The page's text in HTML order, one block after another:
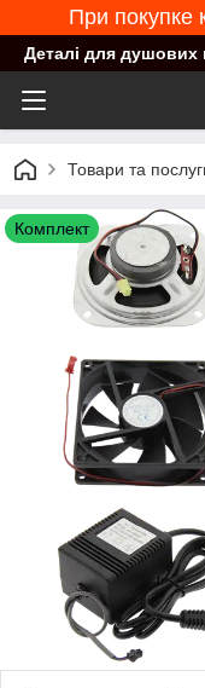
При покупке
Деталі для душових
Товари та
Комплект